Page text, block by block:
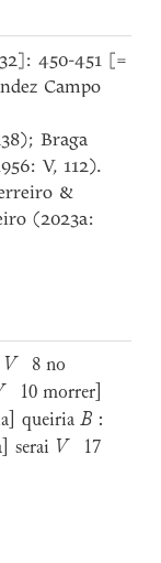
450-451 [=
Campo
Braga
V, 112).
&
(2023a:
V 8 no
10 morrer]
queiriaB :
serai V 17